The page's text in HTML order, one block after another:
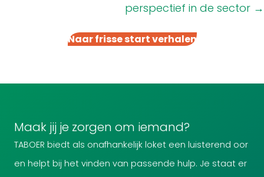
perspectief in de sector →
Naar frisse start verhalen
Maak jij je zorgen om iemand?
TABOER biedt als onafhankelijk loket een luisterend oor
en helpt bij het vinden van passende hulp. Je staat er